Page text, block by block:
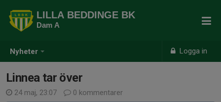
Nyheter Logga in
LILLA BEDDINGE BK
Dam A
Linnea tar över
24 maj, 23:07 0 kommentarer